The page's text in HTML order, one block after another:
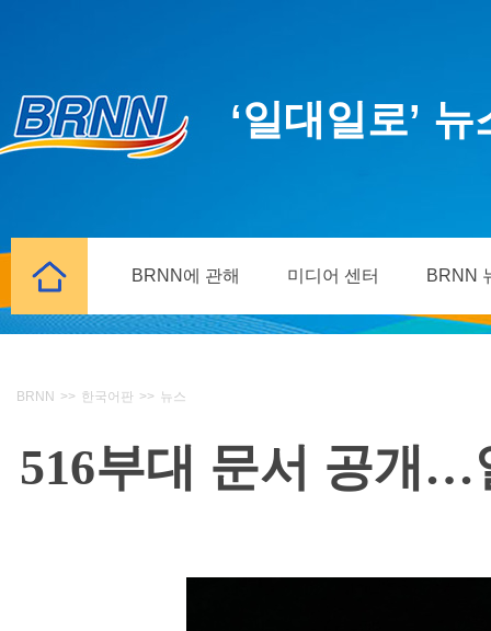
‘일대일로’
BRNN에 관해 미디어 센터 BRNN
BRNN >> 한국어판 >> 뉴스
516부대 문서 공개…